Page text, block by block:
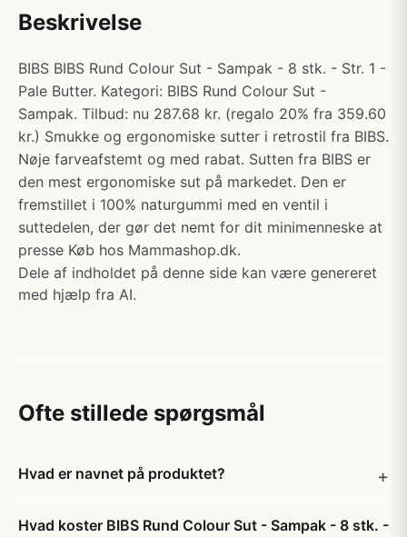
Beskrivelse
BIBS BIBS Rund Colour Sut - Sampak - 8 stk. - Str. 1 -
Pale Butter. Kategori: BIBS Rund Colour Sut -
Sampak. Tilbud: nu 287.68 kr. (regalo 20% fra 359.60
kr.) Smukke og ergonomiske sutter i retrostil fra BIBS.
Nøje farveafstemt og med rabat. Sutten fra BIBS er
den mest ergonomiske sut på markedet. Den er
fremstillet i 100% naturgummi med en ventil i
suttedelen, der gør det nemt for dit minimenneske at
presse Køb hos Mammashop.dk.
Dele af indholdet på denne side kan være genereret
med hjælp fra AI.
Ofte stillede spørgsmål
Hvad er navnet på produktet?
Hvad koster BIBS Rund Colour Sut - Sampak - 8 stk. -